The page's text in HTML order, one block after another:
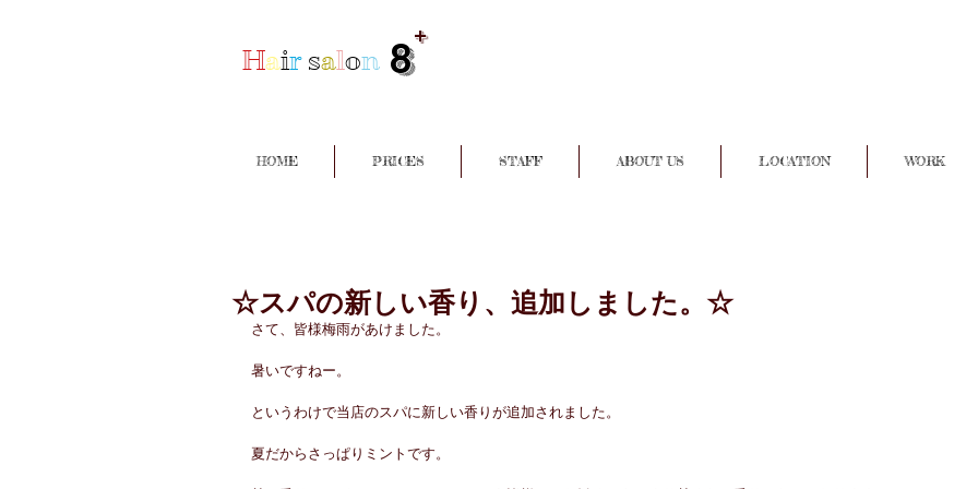
8
Hairsalon
+
HOME PRICES STAFF ABOUT US LOCATION WORK
☆スパの新しい香り、追加しました。☆
さて、皆様梅雨があけました。
暑いですねー。
というわけで当店のスパに新しい香りが追加されました。
夏だからさっぱりミントです。